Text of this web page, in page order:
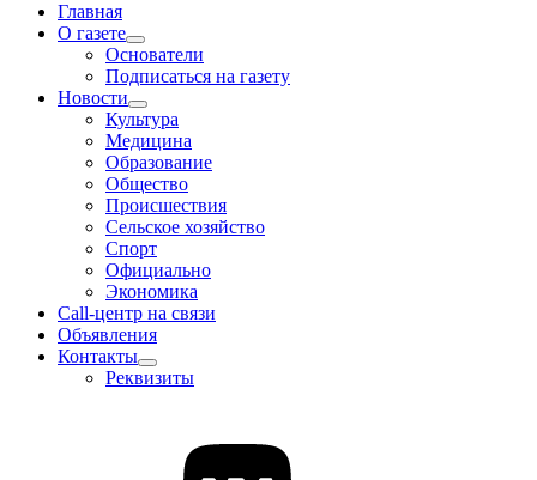
Главная
О газете
Основатели
Подписаться на газету
Новости
Культура
Медицина
Образование
Общество
Происшествия
Сельское хозяйство
Спорт
Официально
Экономика
Call-центр на связи
Объявления
Контакты
Реквизиты